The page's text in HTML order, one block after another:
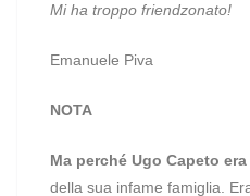
Mi ha troppo friendzonato!
Emanuele Piva
NOTA
Ma perché Ugo Capeto
della sua infame famiglia.